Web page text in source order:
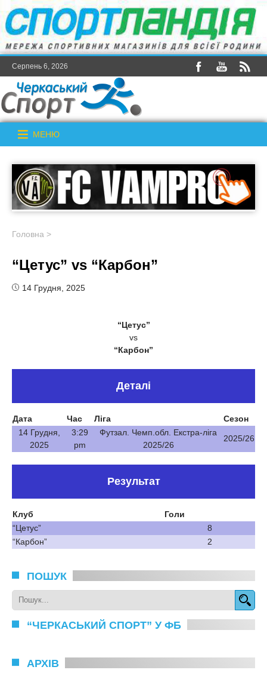
Серпень 6, 2026
МЕНЮ
Головна >
“Цетус” vs “Карбон”
14 Грудня, 2025
“Цетус”
vs
“Карбон”
Деталі
Дата Час Ліга
Сезон
14 Грудня,
2025
3:29
pm
Футзал. Чемп.обл. Екстра-ліга
2025/26
2025/26
Результат
Клуб
Голи
“Цетус”
8
“Карбон”
2
ПОШУК
“ЧЕРКАСЬКИЙ СПОРТ” У ФБ
АРХІВ